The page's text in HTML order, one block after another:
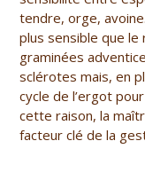
tendre, orge,
plus sensible que
graminées
sclérotes mais, en
cycle de l’ergot
cette raison, la
facteur clé de la